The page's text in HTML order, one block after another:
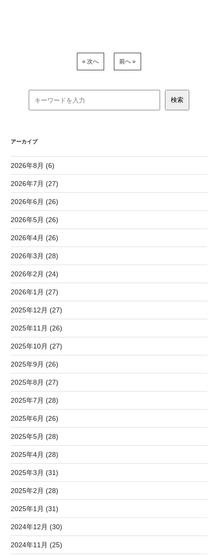
« 次へ 前へ »
アーカイブ
2026年8月 (6)
2026年7月 (27)
2026年6月 (26)
2026年5月 (26)
2026年4月 (26)
2026年3月 (28)
2026年2月 (24)
2026年1月 (27)
2025年12月 (27)
2025年11月 (26)
2025年10月 (27)
2025年9月 (26)
2025年8月 (27)
2025年7月 (28)
2025年6月 (26)
2025年5月 (28)
2025年4月 (28)
2025年3月 (31)
2025年2月 (28)
2025年1月 (31)
2024年12月 (30)
2024年11月 (25)